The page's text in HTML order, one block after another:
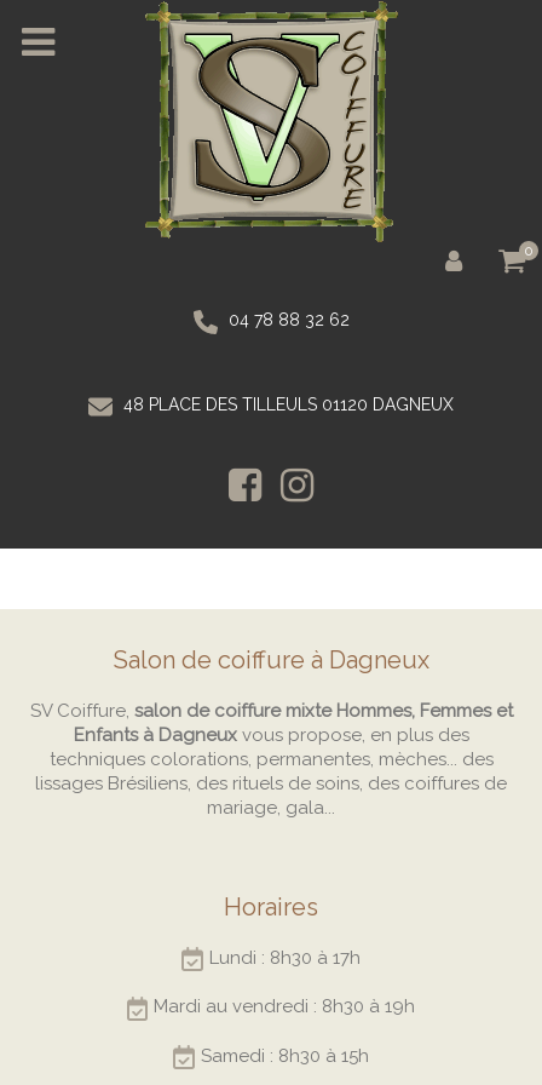
0
04 78 88 32 62
48 PLACE DES TILLEULS 01120 DAGNEUX
Salon de coiffure à Dagneux
SV Coiffure, salon de coiffure mixte Hommes, Femmes et
Enfants à Dagneuxvous propose, en plus des
techniques colorations, permanentes, mèches... des
lissages Brésiliens, des rituels de soins, des coiffures de
mariage, gala...
Horaires
Lundi : 8h30 à 17h
Mardi au vendredi : 8h30 à 19h
Samedi : 8h30 à 15h